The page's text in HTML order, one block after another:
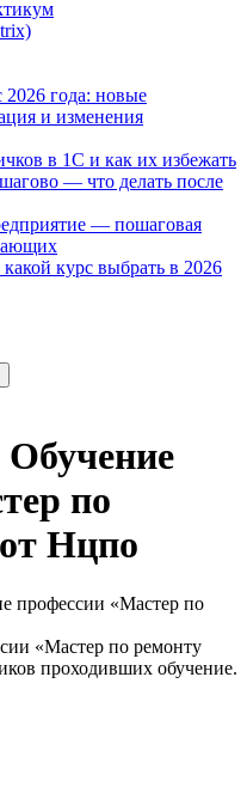
года: новые
и изменения
в 1С и как их избежать
— что делать после
— пошаговая
курс выбрать в 2026
по
Нцпо
профессии «Мастер по
«Мастер по ремонту
проходивших обучение.